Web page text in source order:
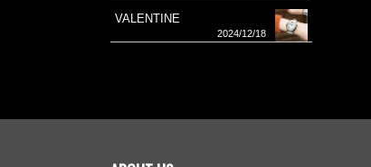
VALENTINE
2024/12/18